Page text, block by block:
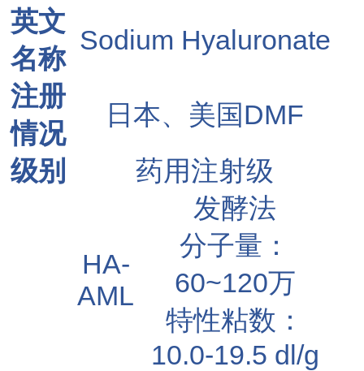
英文
名称
Sodium Hyaluronate
注册
情况
日本、美国DMF
级别
药用注射级
HA-
AML
发酵法
分子量：
60~120万
特性粘数：
10.0-19.5 dl/g